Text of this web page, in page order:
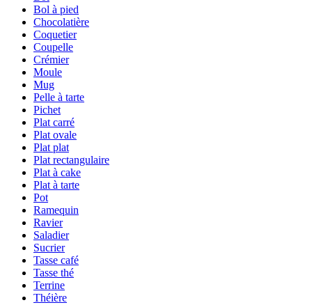
Bol à pied
Chocolatière
Coquetier
Coupelle
Crémier
Moule
Mug
Pelle à tarte
Pichet
Plat carré
Plat ovale
Plat plat
Plat rectangulaire
Plat à cake
Plat à tarte
Pot
Ramequin
Ravier
Saladier
Sucrier
Tasse café
Tasse thé
Terrine
Théière